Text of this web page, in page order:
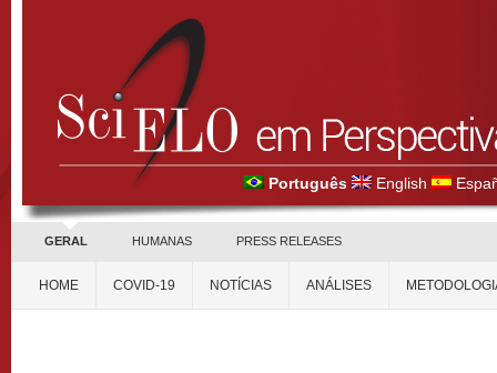
Português English
GERAL HUMANAS PRESS RELEASES
HOME COVID-19 NOTÍCIAS ANÁLISES